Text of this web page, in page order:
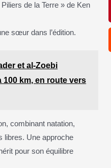
de la Terre » de Ken
sœur dans l’édition.
et al-Zoebi
km, en route vers
combinant natation,
libres. Une approche
pour son équilibre